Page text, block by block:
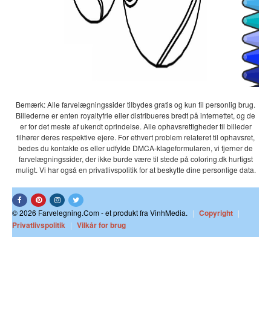
Bemærk: Alle farvelægningssider tilbydes gratis og kun til personlig brug.
Billederne er enten royaltyfrie eller distribueres bredt på internettet, og de
er for det meste af ukendt oprindelse. Alle ophavsrettigheder til billeder
tilhører deres respektive ejere. For ethvert problem relateret til ophavsret,
bedes du kontakte os eller udfylde DMCA-klageformularen, vi fjerner de
farvelægningssider, der ikke burde være til stede på coloring.dk hurtigst
muligt. Vi har også en privatlivspolitik for at beskytte dine personlige data.
© 2026 Farvelegning.Com - et produkt fra VinhMedia. | Copyright |
Privatlivspolitik | Vilkår for brug